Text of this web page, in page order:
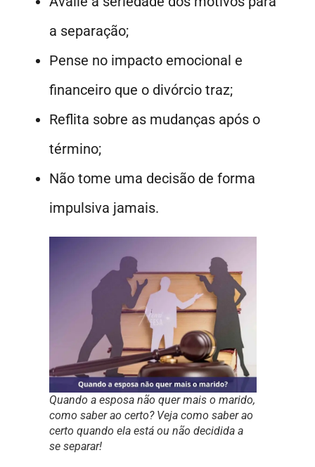
a separação;
Pense no impacto emocional e
financeiro que o divórcio traz;
Reflita sobre as mudanças após o
término;
Não tome uma decisão de forma
impulsiva jamais.
Quando a esposa não quer mais o marido,
como saber ao certo? Veja como saber ao
certo quando ela está ou não decidida a
se separar!